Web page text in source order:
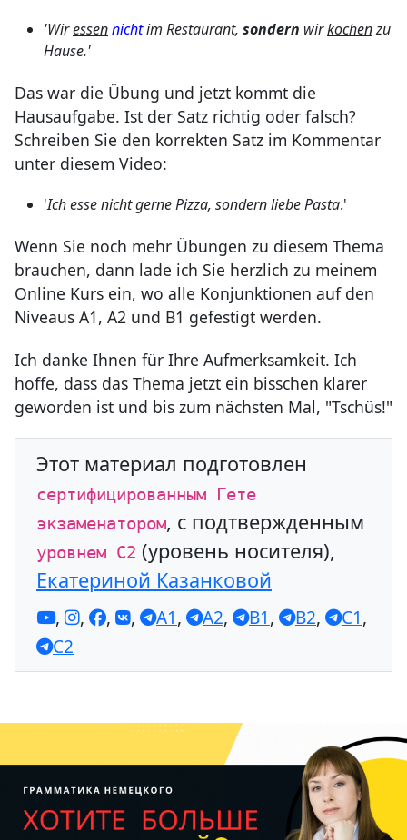
'Wiressennichtim Restaurant, sondern wirkochenzu
Hause.'
Das war die Übung und jetzt kommt die
Hausaufgabe. Ist der Satz richtig oder falsch?
Schreiben Sie den korrekten Satz im Kommentar
unter diesem Video:
'Ich esse nicht gerne Pizza, sondern liebe Pasta.'
Wenn Sie noch mehr Übungen zu diesem Thema
brauchen, dann lade ich Sie herzlich zu meinem
Online Kurs ein, wo alle Konjunktionen auf den
Niveaus A1, A2 und B1 gefestigt werden.
Ich danke Ihnen für Ihre Aufmerksamkeit. Ich
hoffe, dass das Thema jetzt ein bisschen klarer
geworden ist und bis zum nächsten Mal, "Tschüs!"
Этот материал подготовлен
сертифицированным Гете
экзаменатором, с подтвержденным
уровнем С2 (уровень носителя),
Екатериной Казанковой
, , , , A1, A2, B1, B2, C1,
C2